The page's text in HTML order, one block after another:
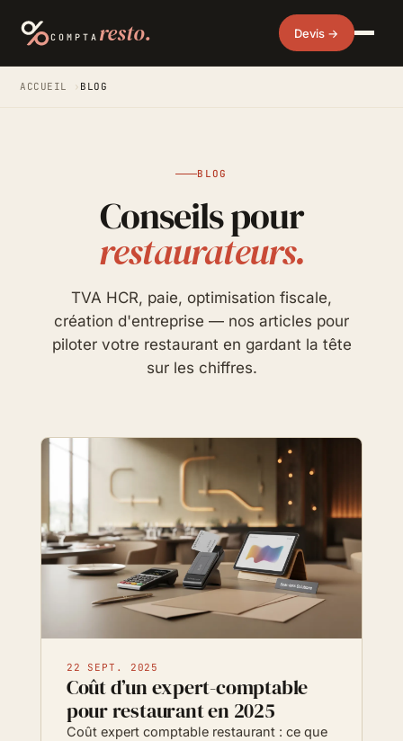
COMPTA resto. Devis →
ACCUEIL › BLOG
BLOG
Conseils pour
restaurateurs.
TVA HCR, paie, optimisation fiscale,
création d'entreprise — nos articles pour
piloter votre restaurant en gardant la tête
sur les chiffres.
22 SEPT. 2025
Coût d’un expert-comptable
pour restaurant en 2025
Coût expert comptable restaurant : ce que